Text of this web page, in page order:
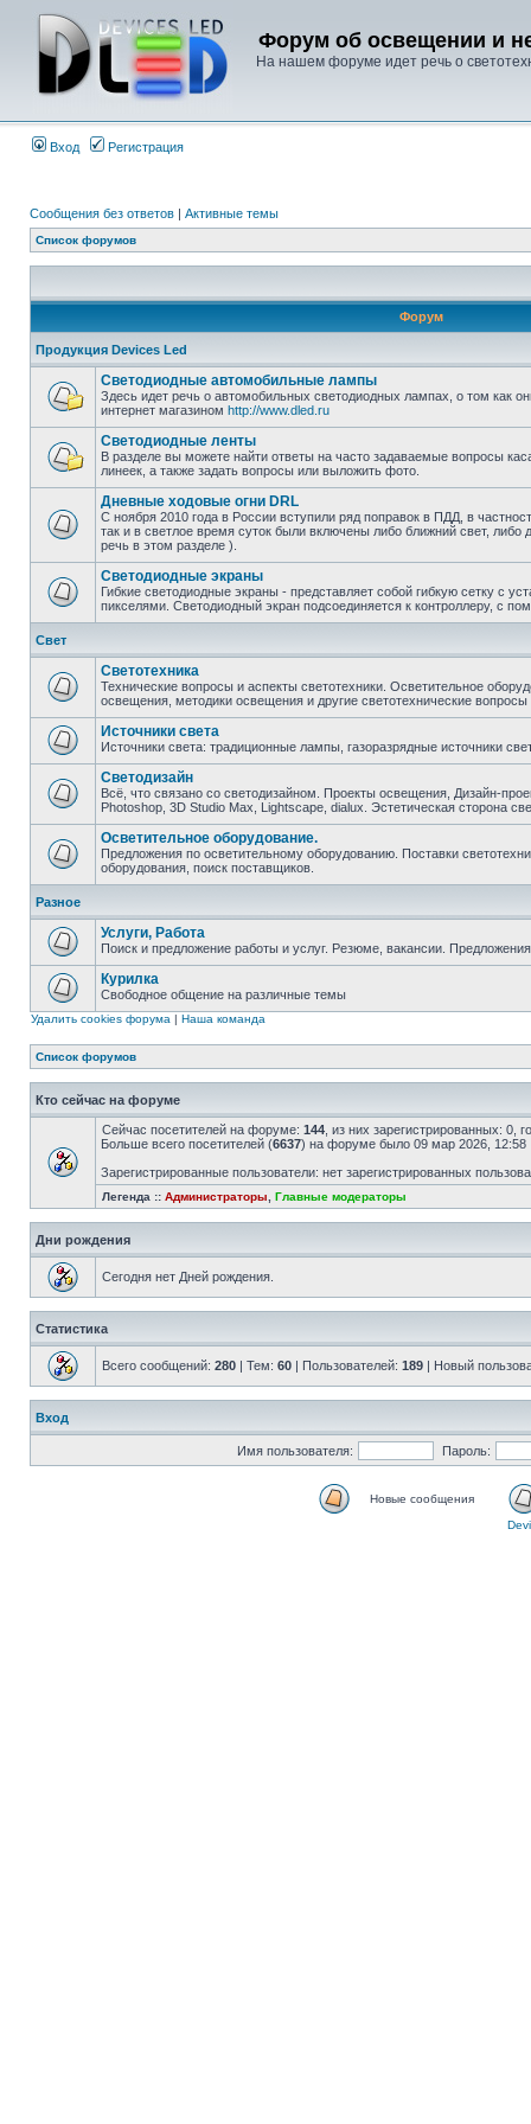
Форум об освещении и
На нашем форуме идет речь о
Вход Регистрация
Сообщения без ответов | Активные темы
Список форумов
Форум
Продукция Devices Led
Светодиодные автомобильные лампы
Здесь идет речь о автомобильных светодиодных лампах, о том как
интернет магазином http://www.dled.ru
Светодиодные ленты
В разделе вы можете найти ответы на часто задаваемые вопросы
линеек, а также задать вопросы или выложить фото.
Дневные ходовые огни DRL
С ноября 2010 года в России вступили ряд поправок в ПДД, в
так и в светлое время суток были включены либо ближний свет, либо
речь в этом разделе ).
Светодиодные экраны
Гибкие светодиодные экраны - представляет собой гибкую сетку с
пикселями. Светодиодный экран подсоединяется к контроллеру, с
Свет
Светотехника
Технические вопросы и аспекты светотехники. Осветительное
освещения, методики освещения и другие светотехнические вопросы
Источники света
Источники света: традиционные лампы, газоразрядные источники
Светодизайн
Всё, что связано со светодизайном. Проекты освещения, Дизайн-
Photoshop, 3D Studio Max, Lightscape, dialux. Эстетическая сторона
Осветительное оборудование.
Предложения по осветительному оборудованию. Поставки
оборудования, поиск поставщиков.
Разное
Услуги, Работа
Поиск и предложение работы и услуг. Резюме, вакансии.
Курилка
Свободное общение на различные темы
Удалить cookies форума | Наша команда
Список форумов
Кто сейчас на форуме
Сейчас посетителей на форуме: 144 , из них зарегистрированных: 0,
Больше всего посетителей (6637) на форуме было 09 мар 2026, 12:58
Зарегистрированные пользователи: нет зарегистрированных
Легенда :: Администраторы Главные модераторы
Дни рождения
Сегодня нет Дней рождения.
Статистика
Всего сообщений: 280 | Тем: 60 | Пользователей: 189 | Новый
Вход
Имя пользователя: Пароль:
Новые сообщения